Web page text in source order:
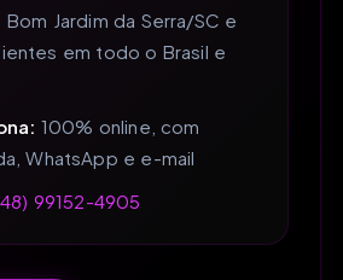
Bom Jardim da Serra/SC e
em todo o Brasil e
100% online, com
WhatsApp e e-mail
99152-4905